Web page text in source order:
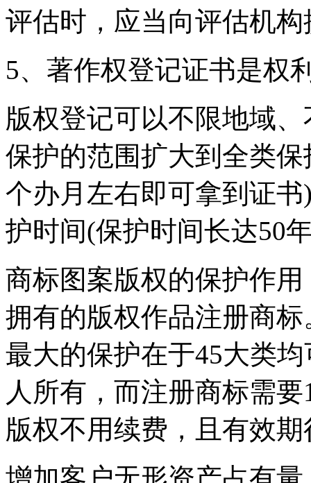
评估时，应当向评估机
5、著作权登记证书是权
版权登记可以不限地域
保护的范围扩大到全类
个办月左右即可拿到证
护时间(保护时间长达50
商标图案版权的保护作
拥有的版权作品注册商
最大的保护在于45大类
人所有，而注册商标需
版权不用续费，且有效